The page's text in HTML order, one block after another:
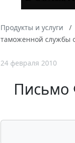
Продукты и услуги
таможенной службы
24 февраля 2010
Письмо